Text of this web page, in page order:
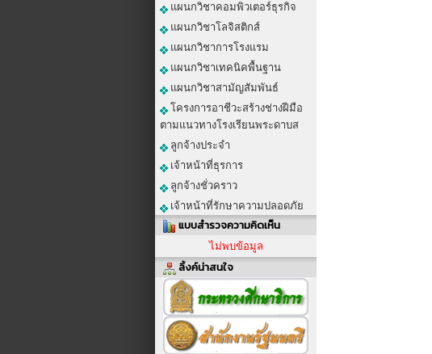
แผนกวิชาคอมพิวเตอร์ธุรกิจ
แผนกวิชาโลจิสติกส์
แผนกวิชาการโรงแรม
แผนกวิชาเทคนิคพื้นฐาน
แผนกวิชาสามัญสัมพันธ์
โครงการอาชีวะสร้างช่างฝีมือ
ตามแนวทางโรงเรียนพระดาบส
ลูกจ้างประจำ
เจ้าหน้าที่ธุรการ
ลูกจ้างชั่วคราว
เจ้าหน้าที่รักษาความปลอดภัย
แบบสำรวจความคิดเห็น
ไม่พบข้อมูล
ลิ้งค์น่าสนใจ